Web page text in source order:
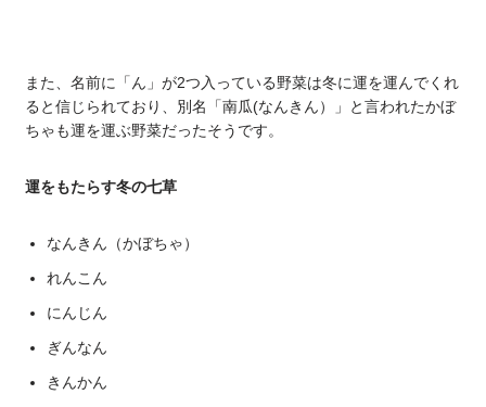
また、名前に「ん」が2つ入っている野菜は冬に運を運んでくれ
ると信じられており、別名「南瓜(なんきん）」と言われたかぼ
ちゃも運を運ぶ野菜だったそうです。
運をもたらす冬の七草
なんきん（かぼちゃ）
れんこん
にんじん
ぎんなん
きんかん